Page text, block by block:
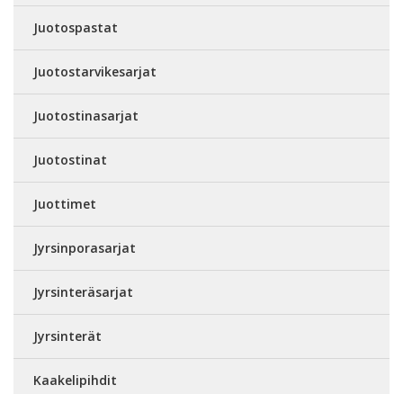
Juotospastat
Juotostarvikesarjat
Juotostinasarjat
Juotostinat
Juottimet
Jyrsinporasarjat
Jyrsinteräsarjat
Jyrsinterät
Kaakelipihdit